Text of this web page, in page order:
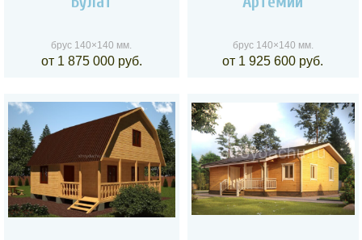
брус 140×140 мм.
от 1 875 000 руб.
брус 140×140 мм.
от 1 925 600 руб.